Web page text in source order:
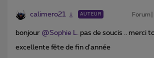
calimero21 AUTEUR
bonjour @Sophie L. pas de soucis .. merci
excellente fête de fin d'année